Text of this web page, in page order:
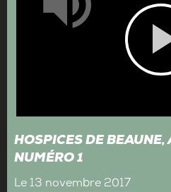
HOSPICES DE BEAUNE,
NUMÉRO 1
Le 13 novembre 2017